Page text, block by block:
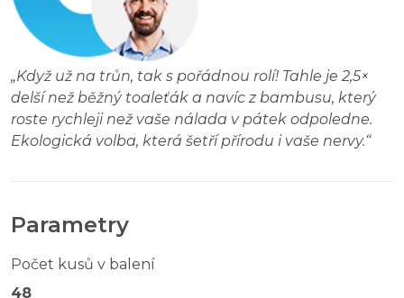
„Když už na trůn, tak s pořádnou rolí! Tahle je 2,5×
delší než běžný toaleťák a navíc z bambusu, který
roste rychleji než vaše nálada v pátek odpoledne.
Ekologická volba, která šetří přírodu i vaše nervy.“
Parametry
Počet kusů v balení
48